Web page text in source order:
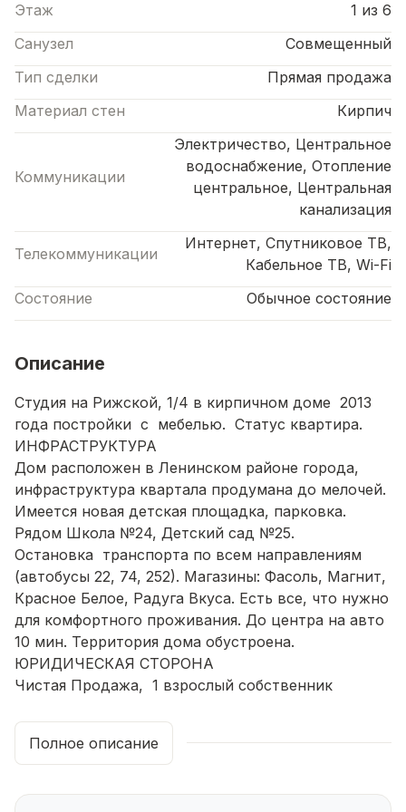
Этаж
1 из 6
Санузел
Совмещенный
Тип сделки
Прямая продажа
Материал стен
Кирпич
Коммуникации
Электричество, Центральное
водоснабжение, Отопление
центральное, Центральная
канализация
Телекоммуникации
Интернет, Спутниковое ТВ,
Кабельное ТВ, Wi-Fi
Состояние
Обычное состояние
Описание
Студия на Рижской, 1/4 в кирпичном доме 2013
года постройки с мебелью. Статус квартира.
ИНФРАСТРУКТУРА
Дом расположен в Ленинском районе города,
инфраструктура квартала продумана до мелочей.
Имеется новая детская площадка, парковка.
Рядом Школа №24, Детский сад №25.
Остановка транспорта по всем направлениям
(автобусы 22, 74, 252). Магазины: Фасоль, Магнит,
Красное Белое, Радуга Вкуса. Есть все, что нужно
для комфортного проживания. До центра на авто
10 мин. Территория дома обустроена.
ЮРИДИЧЕСКАЯ СТОРОНА
Чистая Продажа, 1 взрослый собственник
ипотека - поможем в одобрении и без
первоначального взноса или по ставке 16%
материнский капитал
Полное описание